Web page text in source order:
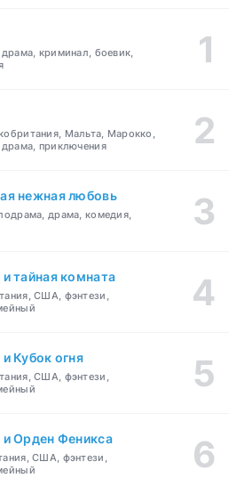
криминал, боевик,
Мальта, Марокко,
приключения
нежная любовь
драма, комедия,
тайная комната
США, фэнтези,
Кубок огня
США, фэнтези,
и Орден Феникса
США, фэнтези,